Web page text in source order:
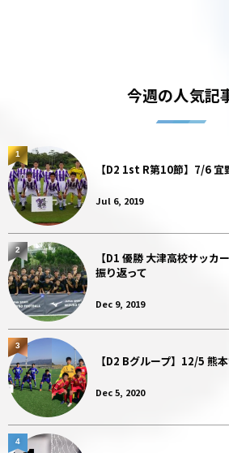
今週の人気記
【D2 1st R第10節】7/6
Jul 6, 2019
1
【D1 優勝 大津高校サッカ
振り返って
Dec 9, 2019
2
【D2 Bグループ】12/5 熊
Dec 5, 2020
3
4